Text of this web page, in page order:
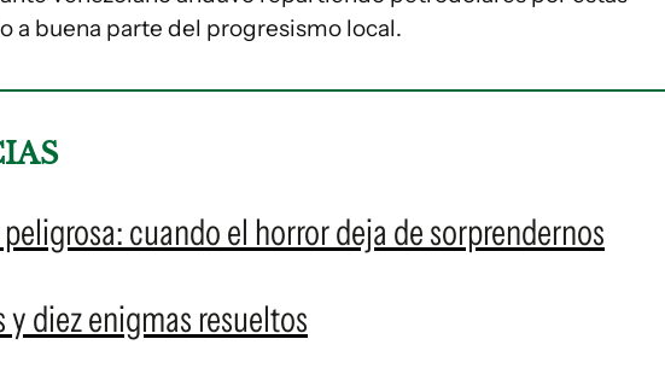
a buena parte del progresismo local.
cuando el horror deja de sorprendernos
y diez enigmas resueltos